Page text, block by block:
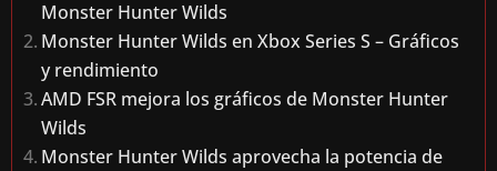
Monster Hunter Wilds
Monster Hunter Wilds en Xbox Series S – Gráficos
y rendimiento
AMD FSR mejora los gráficos de Monster Hunter
Wilds
Monster Hunter Wilds aprovecha la potencia de